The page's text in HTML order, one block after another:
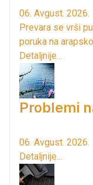
06. Avgust. 2026.
Prevara se vrši
poruka na
Detaljnije...
Problemi
06. Avgust. 2026.
Detaljnije...